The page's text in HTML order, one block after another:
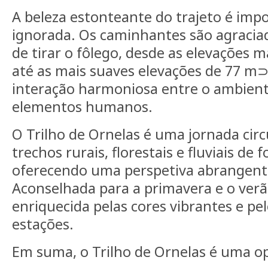
A beleza estonteante do trajeto é
ignorada. Os caminhantes são
de tirar o fôlego, desde as elevações
até as mais suaves elevações de 77
interação harmoniosa entre o
elementos humanos.
O Trilho de Ornelas é uma jornada
trechos rurais, florestais e fluviais de
oferecendo uma perspetiva
Aconselhada para a primavera e o
enriquecida pelas cores vibrantes e
estações.
Em suma, o Trilho de Ornelas é uma